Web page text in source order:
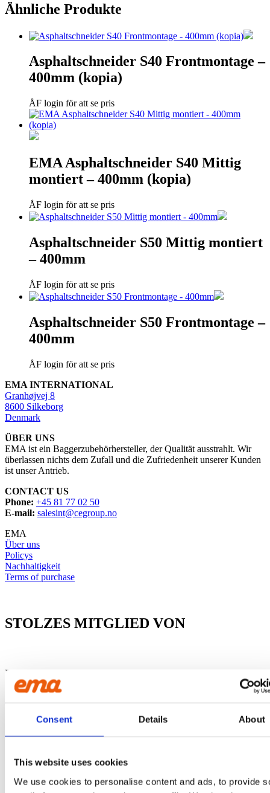
Consent Details About
This website uses cookies
We use cookies to personalise content and ads, to provide
Ähnliche Produkte
Asphaltschneider S40 Frontmontage –
400mm (kopia)
ÅF login för att se pris
EMA Asphaltschneider S40 Mittig
montiert – 400mm (kopia)
ÅF login för att se pris
Asphaltschneider S50 Mittig montiert
– 400mm
ÅF login för att se pris
Asphaltschneider S50 Frontmontage –
400mm
ÅF login för att se pris
EMA INTERNATIONAL
Granhøjvej 8
8600 Silkeborg
Denmark
ÜBER UNS
EMA ist ein Baggerzubehörhersteller, der Qualität ausstrahlt. Wir
überlassen nichts dem Zufall und die Zufriedenheit unserer Kunden
ist unser Antrieb.
CONTACT US
Phone: +45 81 77 02 50
E-mail: salesint@cegroup.no
EMA
Über uns
Policys
Nachhaltigkeit
Terms of purchase
STOLZES MITGLIED VON
FOLGEN SIE UNS